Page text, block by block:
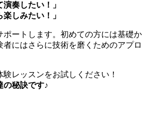
演奏したい！」
楽しみたい！」
ポートします。初めての方には基礎か
者にはさらに技術を磨くためのアプロ
レッスンをお試しください！
の秘訣です♪